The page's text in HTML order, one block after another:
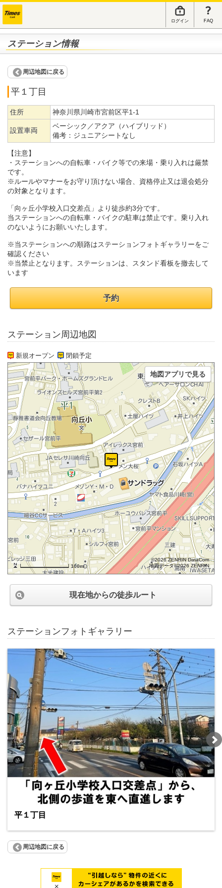
ログイン FAQ
ステーション情報
周辺地図に戻る
平１丁目
住所 神奈川県川崎市宮前区平1-1
設置車両
ベーシック／アクア（ハイブリッド）
備考： ジュニアシートなし
【注意】
・ステーションへの自転車・バイク等での来場・乗り入れは厳禁
です。
※ルールやマナーをお守り頂けない場合、資格停止又は退会処分
の対象となります。
「向ヶ丘小学校入口交差点」より徒歩約3分です。
当ステーションへの自転車・バイクの駐車は禁止です。乗り入れ
のないようにお願いいたします。
※当ステーションへの順路はステーションフォトギャラリーをご
確認ください
※当禁止となります。ステーションは、スタンド看板を撤去して
います
予約
ステーション周辺地図
新規オープン 閉鎖予定
100m
©2026 ZENRIN DataCom
地図データ©2026 ZENRIN
地図アプリで見る
現在地からの徒歩ルート
ステーションフォトギャラリー
平１丁目
周辺地図に戻る